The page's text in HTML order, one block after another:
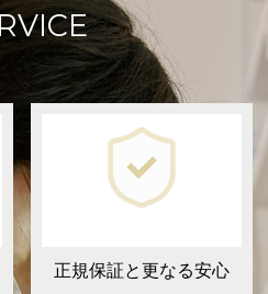
正規保証と更なる安心